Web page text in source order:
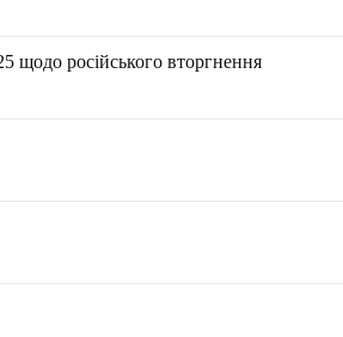
щодо російського вторгнення